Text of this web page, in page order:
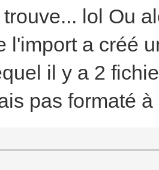
lol Ou
l'import a créé
il y a 2
pas formaté